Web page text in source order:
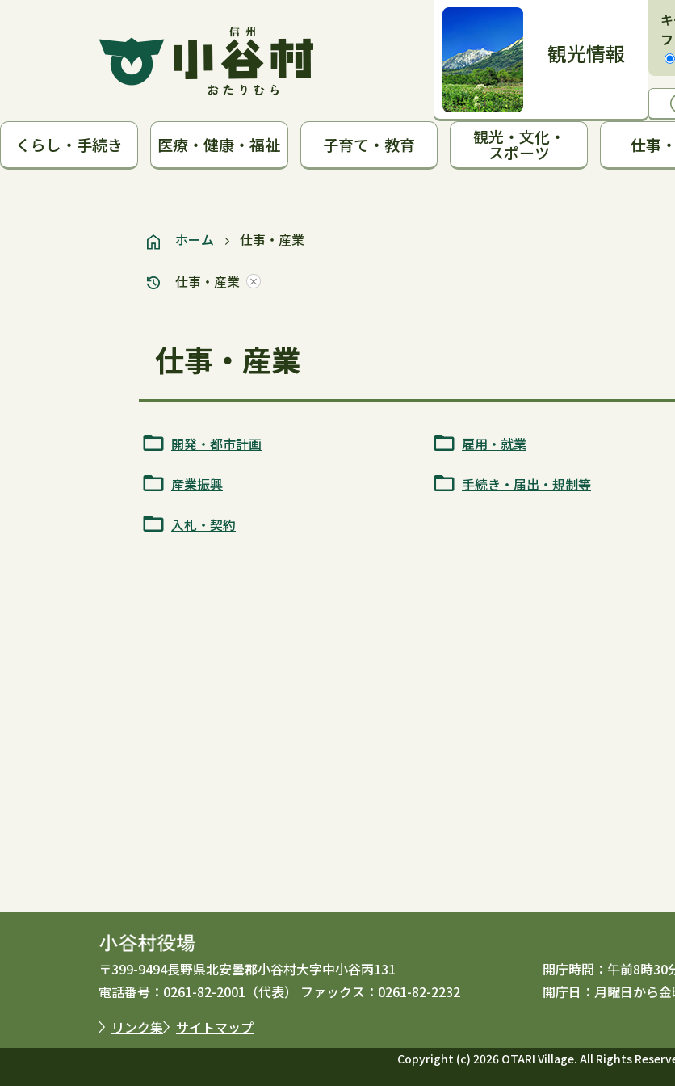
観光情報
くらし・手続き 医療・健康・福祉 子育て・教育 観光・文化・
スポーツ 仕事
ホーム 仕事・産業
仕事・産業
仕事・産業
開発・都市計画 雇用・就業
産業振興 手続き・届出・規制等
入札・契約
〒399-9494長野県北安曇郡小谷村大字中小谷丙131
電話番号：0261-82-2001（代表） ファックス：0261-82-2232
開庁時間：午前8時30
開庁日：月曜日から
リンク集
サイトマップ
Copyright (c) 2026 OTARI Village. All Rights